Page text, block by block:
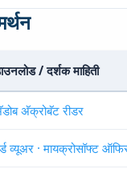
/ दर्शक माहिती
अ‍ॅक्रोबॅट रीडर
व्यूअर · मायक्रोसॉफ्ट